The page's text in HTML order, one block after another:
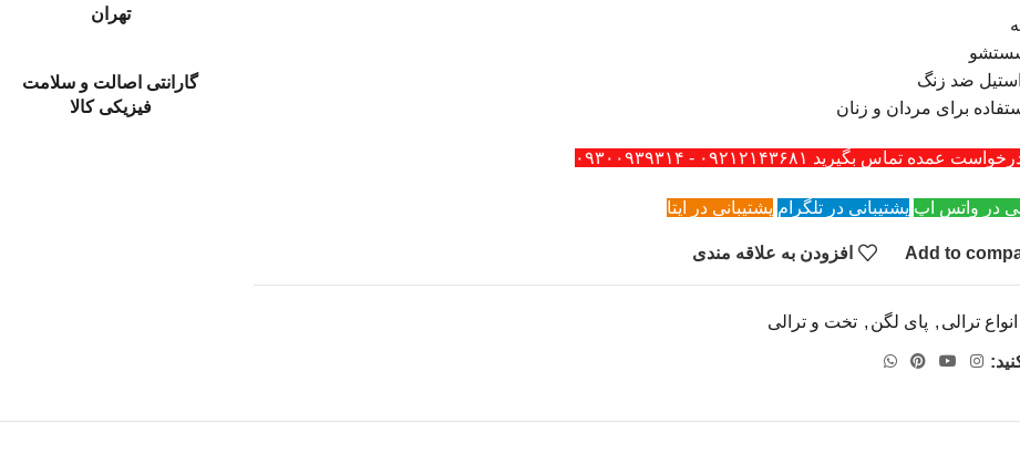
ضد زنگ
برای مردان و زنان
عمده تماس بگیرید ۰۹۲۱۲۱۴۳۶۸۱ - ۰۹۳۰۰۹۳۹۳۱۴
در واتس اپ پشتیبانی در تلگرام پشتیبانی در ایتا
Add to افزودن به علاقه مندی
انواع ترالی , پای لگن , تخت و ترالی
تهران
گارانتی اصالت و سلامت
فیزیکی کالا